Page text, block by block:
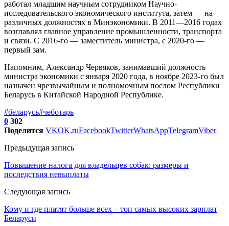
работал младшим научным сотрудником Научно-
исследовательского экономического института, затем — на
различных должностях в Минэкономики. В 2011—2016 годах
возглавлял главное управление промышленности, транспорта
и связи. С 2016-го — заместитель министра, с 2020-го —
первый зам.
Напомним, Александр Червяков, занимавший должность
министра экономики с января 2020 года, в ноябре 2023-го был
назначен чрезвычайным и полномочным послом Республики
Беларусь в Китайской Народной Республике.
#беларусь#чеботарь
0 302
Поделится VKOK.ruFacebookTwitterWhatsAppTelegramViber
Предыдущая запись
Повышение налога для владельцев собак: размеры и
последствия невыплаты
Следующая запись
Кому и где платят больше всех – топ самых высоких зарплат
Беларуси